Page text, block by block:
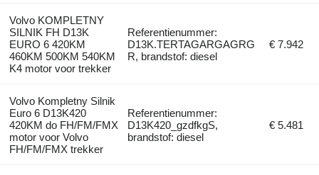
Volvo KOMPLETNY
SILNIK FH D13K
EURO 6 420KM
460KM 500KM 540KM
K4 motor voor trekker
Referentienummer:
D13K.TERTAGARGAGRG
R, brandstof: diesel
€ 7.942
Volvo Kompletny Silnik
Euro 6 D13K420
420KM do FH/FM/FMX
motor voor Volvo
FH/FM/FMX trekker
Referentienummer:
D13K420_gzdfkgS,
brandstof: diesel
€ 5.481